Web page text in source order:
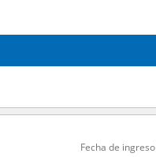
Fecha de ingreso